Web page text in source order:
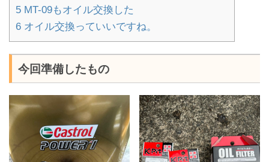
5 MT-09もオイル交換した
6 オイル交換っていいですね。
今回準備したもの